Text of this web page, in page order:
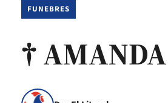
FUNEBRES
†